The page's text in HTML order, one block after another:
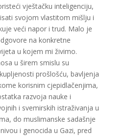
vještačku inteligenciju,
svojom vlastitom mišlju i
veći napor i trud. Malo je
na konkretne
u kojem mi živimo.
u širem smislu su
prošlošću, bavljenja
korisnim cjepidlačenjima,
razvoja nauke i
i svemirskih istraživanja u
do muslimanske sadašnje
i genocida u Gazi, pred